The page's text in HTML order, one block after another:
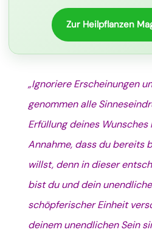
Zur Heilpflanzen
„Ignoriere Erscheinungen
genommen alle
Erfüllung deines Wunsches
Annahme, dass du bereits
willst, denn in dieser
bist du und dein
schöpferischer Einheit
deinem unendlichen Sein